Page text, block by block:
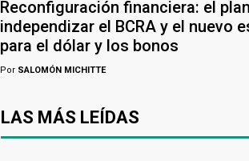
Reconfiguración financiera: el
independizar el BCRA y el nuevo
para el dólar y los bonos
Por SALOMÓN MICHITTE
LAS MÁS LEÍDAS